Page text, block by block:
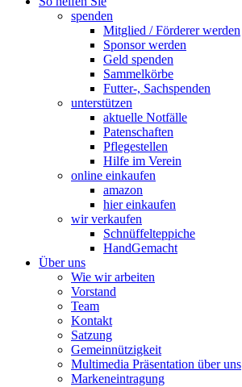
spenden
Mitglied / Förderer werden
Sponsor werden
Geld spenden
Sammelkörbe
Futter-, Sachspenden
unterstützen
aktuelle Notfälle
Patenschaften
Pflegestellen
Hilfe im Verein
online einkaufen
amazon
hier einkaufen
wir verkaufen
Schnüffelteppiche
HandGemacht
Über uns
Wie wir arbeiten
Vorstand
Team
Kontakt
Satzung
Gemeinnützigkeit
Multimedia Präsentation über uns
Markeneintragung